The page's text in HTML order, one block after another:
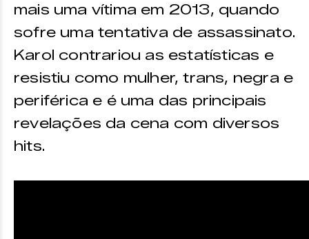
mais uma vítima em 2013, quando
sofre uma tentativa de assassinato.
Karol contrariou as estatísticas e
resistiu como mulher, trans, negra e
periférica e é uma das principais
revelações da cena com diversos
hits.